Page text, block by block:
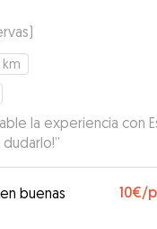
)
km
la experiencia con
”
buenas
10€/